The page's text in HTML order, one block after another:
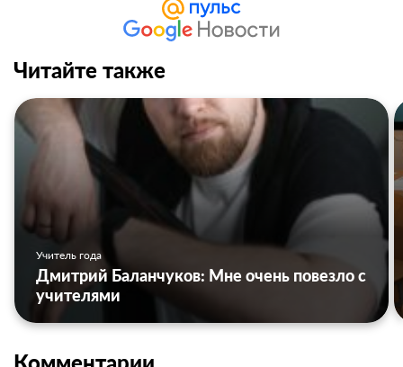
Читайте также
Учитель года
Дмитрий Баланчуков: Мне очень повезло с
учителями